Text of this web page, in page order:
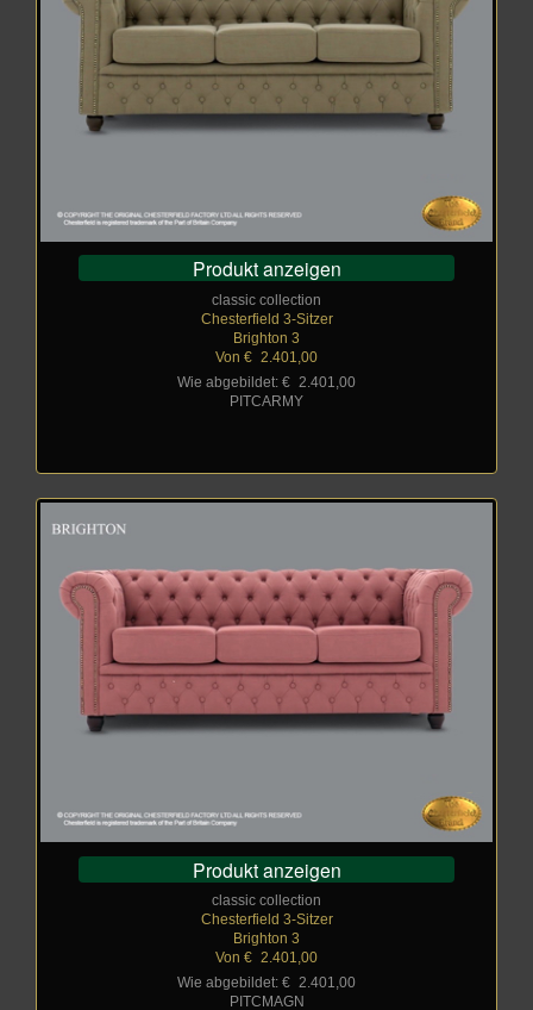
Produkt anzeigen
classic collection
Chesterfield 3-Sitzer
Brighton 3
Von € 2.401,00
Wie abgebildet: €
2.401,00
PITCARMY
Produkt anzeigen
classic collection
Chesterfield 3-Sitzer
Brighton 3
Von € 2.401,00
Wie abgebildet: €
2.401,00
PITCMAGN